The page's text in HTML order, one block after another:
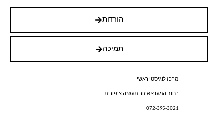
הורדות
תמיכה
מרכז לוגיסטי ראשי
רחוב המעוף איזור תעשיה ציפורית
072-395-3021